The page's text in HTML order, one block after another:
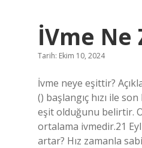
İVme Ne
Tarih: Ekim 10, 2024
İvme neye eşittir?
(‍) başlangıç ​​hızı ile
eşit olduğunu belirtir.
ortalama ivmedir.21
artar? Hız zamanla